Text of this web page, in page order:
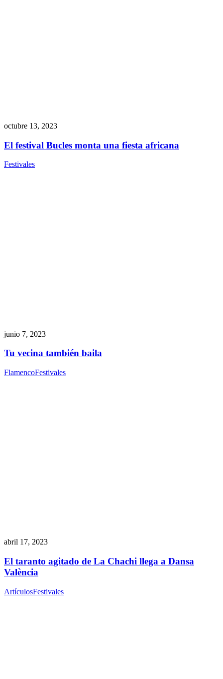
octubre 13, 2023
El festival Bucles monta una fiesta africana
Festivales
junio 7, 2023
Tu vecina también baila
FlamencoFestivales
abril 17, 2023
El taranto agitado de La Chachi llega a Dansa
València
ArtículosFestivales